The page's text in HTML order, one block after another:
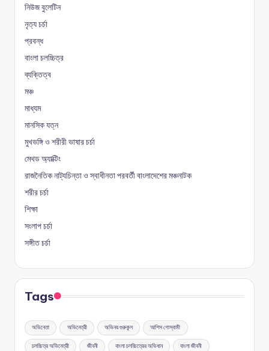
নিউজ বুলেটিন
নৃত্য চর্চা
প্রবন্ধ
বাংলা চলচ্চিত্র
ব্যক্তিত্ব
মঞ্চ
মাধ্যম
মানসিক যত্ন
মুখভঙ্গি ও শরীরী ভাষার চর্চা
মেথড অ্যাক্টিং
রাজনৈতিক নাট্যচিন্তা ও স্বাধীনতা পরবর্তী বাংলাদেশের মঞ্চনাটক
শরীর চর্চা
শিক্ষা
সংলাপ চর্চা
সঙ্গীত চর্চা
Tags
অভিনেতা অভিনেত্রী অভিনয় গুরুকুল আশিস গোস্বামী
চলচ্চিত্র অভিনেত্রী জীবনী বাংলা চলচ্চিত্রের অভিধান বাংলা জীবনী